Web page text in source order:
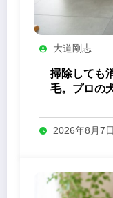
大道剛志
掃除しても
毛。プロの
2026年8月7日